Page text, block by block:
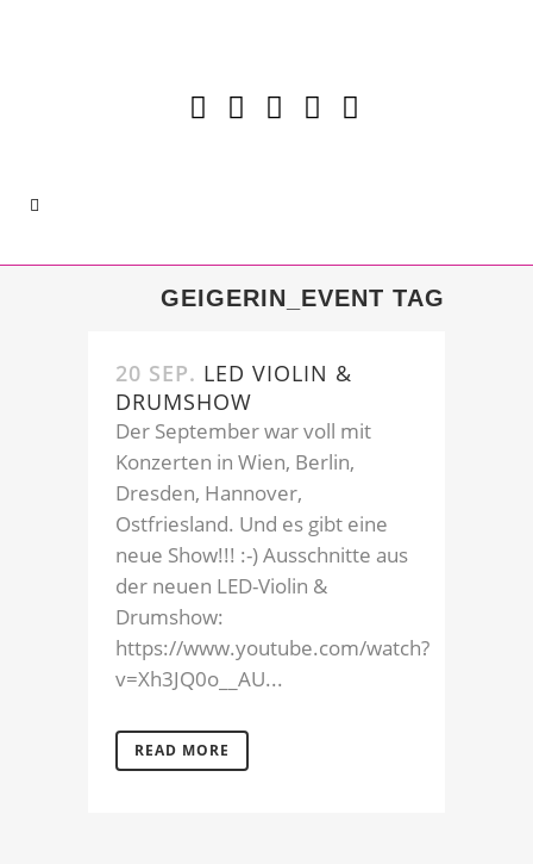
GEIGERIN_EVENT TAG
20 SEP. LED VIOLIN &
DRUMSHOW
Der September war voll mit
Konzerten in Wien, Berlin,
Dresden, Hannover,
Ostfriesland. Und es gibt eine
neue Show!!! :-) Ausschnitte aus
der neuen LED-Violin &
Drumshow:
https://www.youtube.com/watch?
v=Xh3JQ0o__AU...
READ MORE